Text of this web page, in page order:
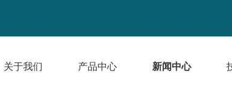
关于我们 产品中心 新闻中心